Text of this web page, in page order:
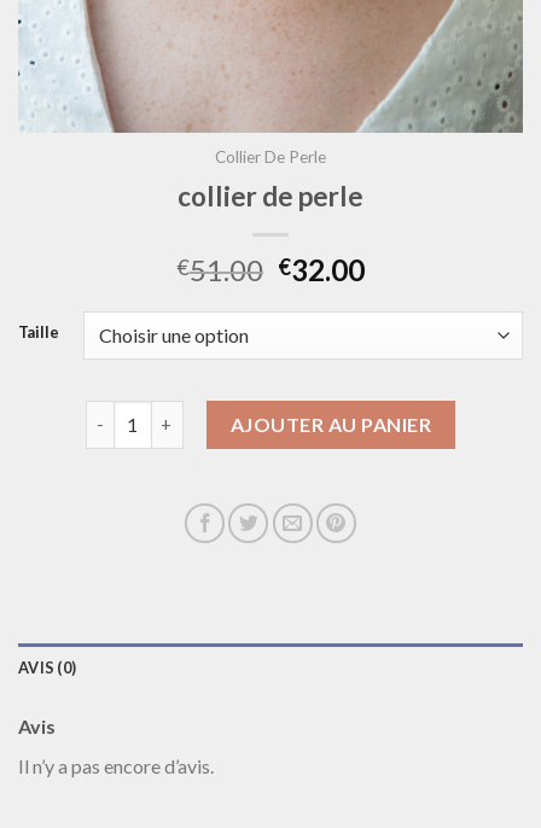
Collier De Perle
collier de perle
€51.00 €32.00
Taille
AJOUTER AU PANIER
AVIS (0)
Avis
Il n’y a pas encore d’avis.